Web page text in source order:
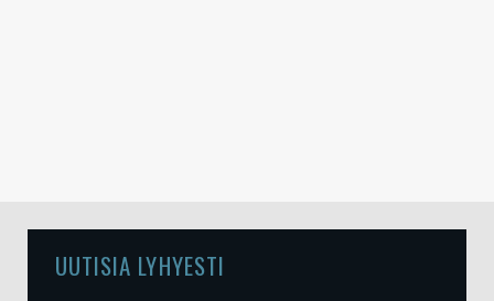
UUTISIA LYHYESTI